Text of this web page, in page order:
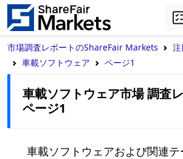
市場調査レポートのShareFair Markets
車載ソフトウェア
ページ1
車載ソフトウェア市場 調査
ページ1
車載ソフトウェアおよび関連